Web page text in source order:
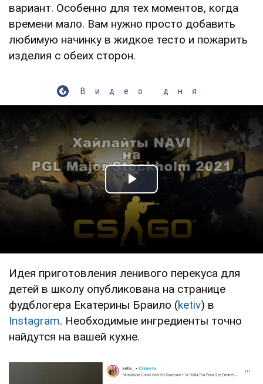
вариант. Особенно для тех моментов, когда
времени мало. Вам нужно просто добавить
любимую начинку в жидкое тесто и пожарить
изделия с обеих сторон.
Видео дня
Play Video
Идея приготовления ленивого перекуса для
детей в школу опубликована на странице
фудблогера Екатерины Браило (ketiv) в
Instagram. Необходимые ингредиенты точно
найдутся на вашей кухне.